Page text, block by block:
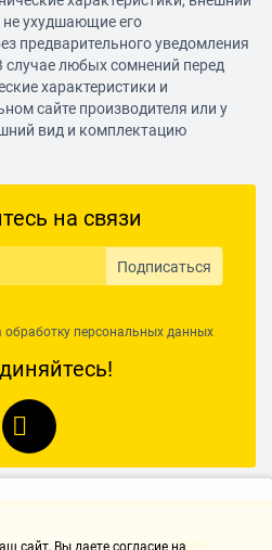
ухудшающие его
предварительного уведомления
случае любых сомнений перед
характеристики и
сайте производителя или у
вид и комплектацию
на связи
Подписаться
обработку персональных данных
cайт, Вы даете согласие на